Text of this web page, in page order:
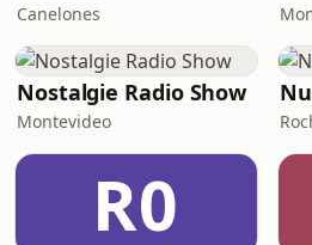
Canelones
Nostalgie Radio Show
Montevideo
R0